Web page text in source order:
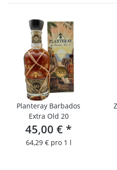
Planteray Barbados
Extra Old 20
45,00 € *
64,29 € pro 1 l